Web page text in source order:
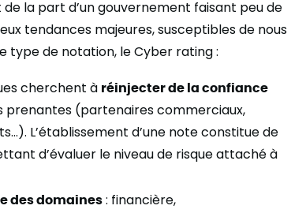
la part d’un gouvernement faisant peu de
tendances majeures, susceptibles de nous
type de notation, le Cyber rating :
cherchent à réinjecter de la confiance
prenantes (partenaires commerciaux,
L’établissement d’une note constitue de
d’évaluer le niveau de risque attaché à
des domaines : financière,